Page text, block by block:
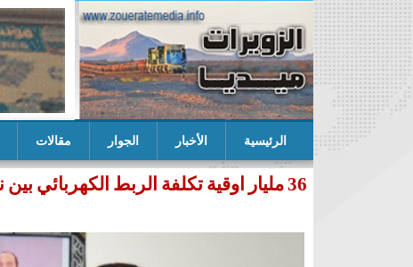
الرئيسية الأخبار الجوار مقالات
ب التكتل يعلن عن لائحته المرشحة للنيابيات في ازويرات 36 مليار اوقية تكلفة الربط الكهربائي بين نواكشوط والزويرات